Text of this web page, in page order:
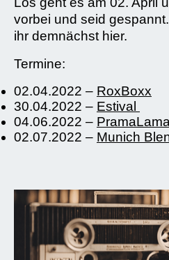
vorbei und seid
ihr demnächst hier.
Termine:
02.04.2022 – RoxBoxx
30.04.2022 – Estival
04.06.2022 – PramaLama
02.07.2022 – Munich